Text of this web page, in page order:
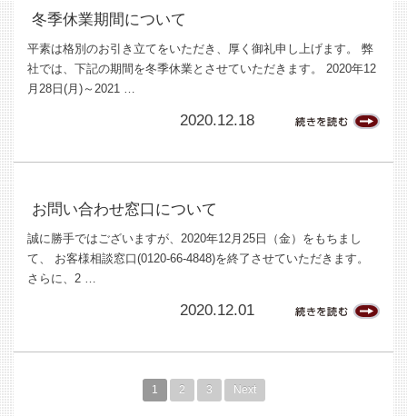
冬季休業期間について
平素は格別のお引き立てをいただき、厚く御礼申し上げます。 弊
社では、下記の期間を冬季休業とさせていただきます。 2020年12
月28日(月)～2021 …
2020.12.18
お問い合わせ窓口について
誠に勝手ではございますが、2020年12月25日（金）をもちまし
て、 お客様相談窓口(0120-66-4848)を終了させていただきます。
さらに、2 …
2020.12.01
1 2 3 Next